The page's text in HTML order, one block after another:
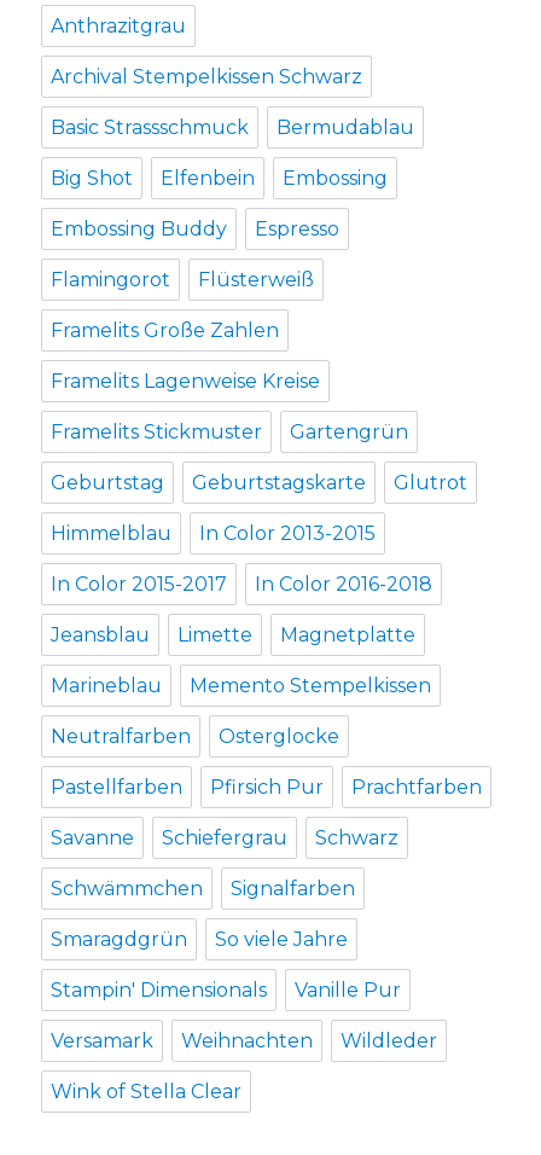
Anthrazitgrau
Archival Stempelkissen Schwarz
Basic Strassschmuck Bermudablau
Big Shot Elfenbein Embossing
Embossing Buddy Espresso
Flamingorot Flüsterweiß
Framelits Große Zahlen
Framelits Lagenweise Kreise
Framelits Stickmuster Gartengrün
Geburtstag Geburtstagskarte Glutrot
Himmelblau In Color 2013-2015
In Color 2015-2017 In Color 2016-2018
Jeansblau Limette Magnetplatte
Marineblau Memento Stempelkissen
Neutralfarben Osterglocke
Pastellfarben Pfirsich Pur Prachtfarben
Savanne Schiefergrau Schwarz
Schwämmchen Signalfarben
Smaragdgrün So viele Jahre
Stampin' Dimensionals Vanille Pur
Versamark Weihnachten Wildleder
Wink of Stella Clear